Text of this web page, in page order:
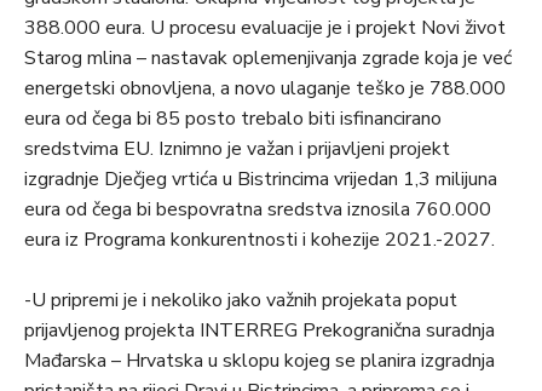
388.000 eura. U procesu evaluacije je i projekt Novi život
Starog mlina – nastavak oplemenjivanja zgrade koja je već
energetski obnovljena, a novo ulaganje teško je 788.000
eura od čega bi 85 posto trebalo biti isfinancirano
sredstvima EU. Iznimno je važan i prijavljeni projekt
izgradnje Dječjeg vrtića u Bistrincima vrijedan 1,3 milijuna
eura od čega bi bespovratna sredstva iznosila 760.000
eura iz Programa konkurentnosti i kohezije 2021.-2027.
-U pripremi je i nekoliko jako važnih projekata poput
prijavljenog projekta INTERREG Prekogranična suradnja
Mađarska – Hrvatska u sklopu kojeg se planira izgradnja